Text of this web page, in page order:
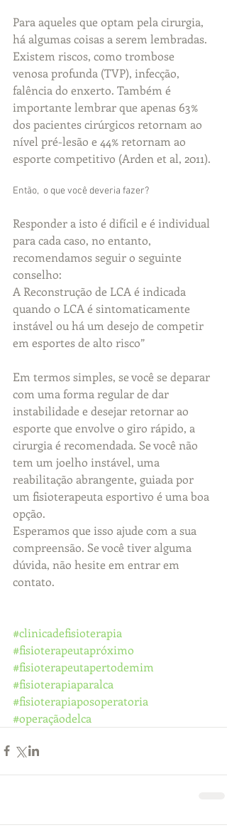
Para aqueles que optam pela cirurgia,
há algumas coisas a serem lembradas.
Existem riscos, como trombose
venosa profunda (TVP), infecção,
falência do enxerto. Também é
importante lembrar que apenas 63%
dos pacientes cirúrgicos retornam ao
nível pré-lesão e 44% retornam ao
esporte competitivo (Arden et al, 2011).
Então,  o que você deveria fazer?
Responder a isto é difícil e é individual
para cada caso, no entanto,
recomendamos seguir o seguinte
conselho:
A Reconstrução de LCA é indicada
quando o LCA é sintomaticamente
instável ou há um desejo de competir
em esportes de alto risco”
Em termos simples, se você se deparar
com uma forma regular de dar
instabilidade e desejar retornar ao
esporte que envolve o giro rápido, a
cirurgia é recomendada. Se você não
tem um joelho instável, uma
reabilitação abrangente, guiada por
um fisioterapeuta esportivo é uma boa
opção.
Esperamos que isso ajude com a sua
compreensão. Se você tiver alguma
dúvida, não hesite em entrar em
contato.
#clinicadefisioterapia
#fisioterapeutapróximo
#fisioterapeutapertodemim
#fisioterapiaparalca
#fisioterapiaposoperatoria
#operaçãodelca